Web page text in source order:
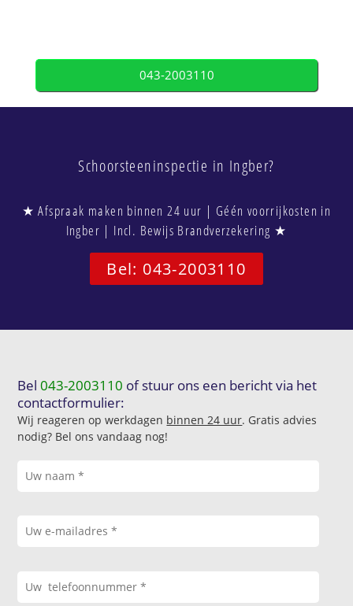
043-2003110
Schoorsteeninspectie in Ingber?
★ Afspraak maken binnen 24 uur | Géén voorrijkosten in
Ingber | Incl. Bewijs Brandverzekering ★
Bel: 043-2003110
Bel043-2003110 of stuur ons een bericht via het
contactformulier:
Wij reageren op werkdagen binnen 24 uur. Gratis advies
nodig? Bel ons vandaag nog!